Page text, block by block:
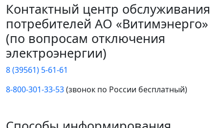
Контактный центр обслуживания
потребителей АО «Витимэнерго»
(по вопросам отключения
электроэнергии)
8 (39561) 5-61-61
8-800-301-33-53(звонок по России бесплатный)